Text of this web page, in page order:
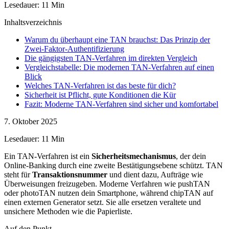
Lesedauer: 11 Min
Inhaltsverzeichnis
Warum du überhaupt eine TAN brauchst: Das Prinzip der
Zwei-Faktor-Authentifizierung
Die gängigsten TAN-Verfahren im direkten Vergleich
Vergleichstabelle: Die modernen TAN-Verfahren auf einen
Blick
Welches TAN-Verfahren ist das beste für dich?
Sicherheit ist Pflicht, gute Konditionen die Kür
Fazit: Moderne TAN-Verfahren sind sicher und komfortabel
7. Oktober 2025
Lesedauer: 11 Min
Ein TAN-Verfahren ist ein Sicherheitsmechanismus, der dein
Online-Banking durch eine zweite Bestätigungsebene schützt. TAN
steht fürTransaktionsnummer und dient dazu, Aufträge wie
Überweisungen freizugeben. Moderne Verfahren wie pushTAN
oder photoTAN nutzen dein Smartphone, während chipTAN auf
einen externen Generator setzt. Sie alle ersetzen veraltete und
unsichere Methoden wie die Papierliste.